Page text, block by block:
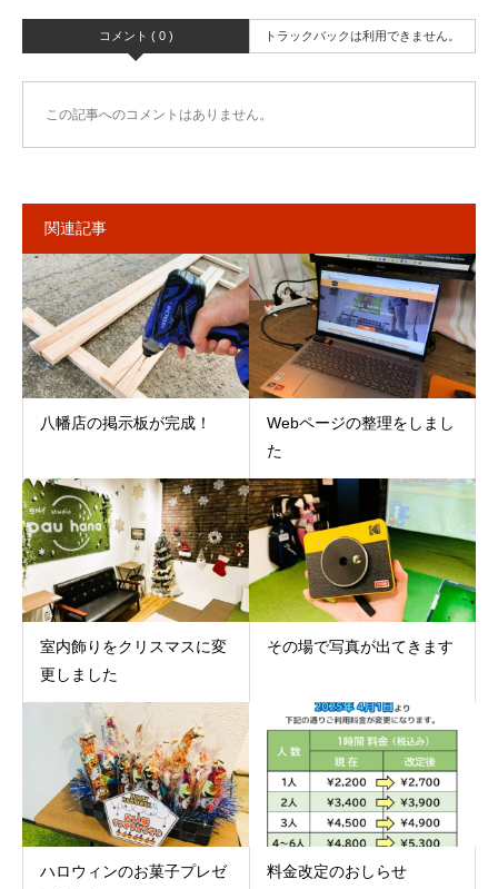
コメント ( 0 ) トラックバックは利用できません。
この記事へのコメントはありません。
関連記事
八幡店の掲示板が完成！
Webページの整理をしまし
た
室内飾りをクリスマスに変
更しました
その場で写真が出てきます
ハロウィンのお菓子プレゼ
料金改定のおしらせ